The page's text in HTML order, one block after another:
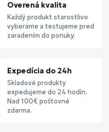
Overená kvalita
Každý produkt starostlivo
vyberáme a testujeme pred
zaradením do ponuky.
Expedícia do 24h
Skladové produkty
expedujeme do 24 hodín.
Nad 100€ poštovné
zdarma.